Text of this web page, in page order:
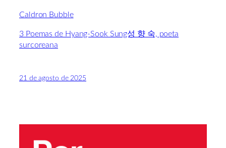
Caldron Bubble
3 Poemas de Hyang-Sook Sung성 향 숙, poeta
surcoreana
21 de agosto de 2025